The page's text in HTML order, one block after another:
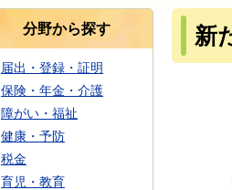
新
分野から探す
届出・登録・証明
保険・年金・介護
障がい・福祉
健康・予防
税金
育児・教育